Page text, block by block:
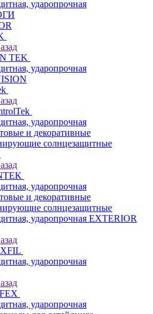
ударопрочная
TEK
ударопрочная
ударопрочная
и декоративные
солнцезащитные
ударопрочная
и декоративные
солнцезащитные
ударопрочная EXTERIOR
ударопрочная
ударопрочная